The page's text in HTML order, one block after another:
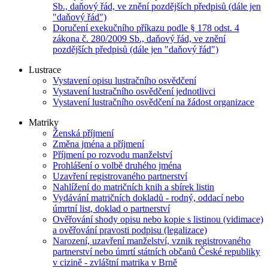
Sb., daňový řád, ve znění pozdějších předpisů (dále jen
"daňový řád")
Doručení exekučního příkazu podle § 178 odst. 4
zákona č. 280/2009 Sb., daňový řád, ve znění
pozdějších předpisů (dále jen "daňový řád")
Lustrace
Vystavení opisu lustračního osvědčení
Vystavení lustračního osvědčení jednotlivci
Vystavení lustračního osvědčení na žádost organizace
Matriky
Ženská příjmení
Změna jména a příjmení
Příjmení po rozvodu manželství
Prohlášení o volbě druhého jména
Uzavření registrovaného partnerství
Nahlížení do matričních knih a sbírek listin
Vydávání matričních dokladů - rodný, oddací nebo
úmrtní list, doklad o partnerství
Ověřování shody opisu nebo kopie s listinou (vidimace)
a ověřování pravosti podpisu (legalizace)
Narození, uzavření manželství, vznik registrovaného
partnerství nebo úmrtí státních občanů České republiky
v cizině - zvláštní matrika v Brně